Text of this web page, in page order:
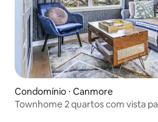
Condomínio ⋅ Canmore
Townhome 2 quartos com vista